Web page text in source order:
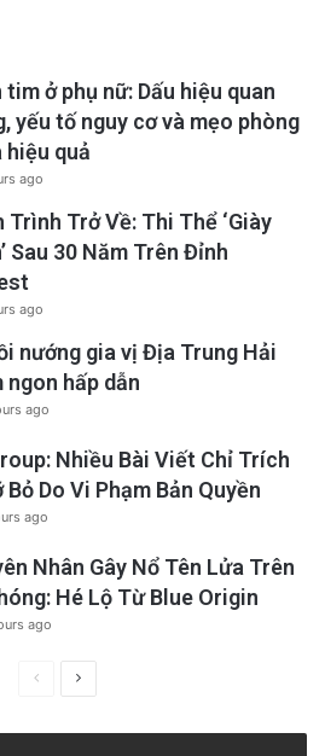
tim ở phụ nữ: Dấu hiệu quan
yếu tố nguy cơ và mẹo phòng
hiệu quả
ago
Trình Trở Về: Thi Thể ‘Giày
Sau 30 Năm Trên Đỉnh
ago
nướng gia vị Địa Trung Hải
ngon hấp dẫn
ago
Nhiều Bài Viết Chỉ Trích
Bỏ Do Vi Phạm Bản Quyền
ago
Nhân Gây Nổ Tên Lửa Trên
Hé Lộ Từ Blue Origin
ago
PreviousNext